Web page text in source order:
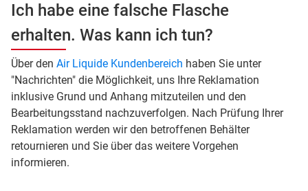
Ich habe eine falsche Flasche
erhalten. Was kann ich tun?
Über den Air Liquide Kundenbereich haben Sie unter
"Nachrichten" die Möglichkeit, uns Ihre Reklamation
inklusive Grund und Anhang mitzuteilen und den
Bearbeitungsstand nachzuverfolgen. Nach Prüfung Ihrer
Reklamation werden wir den betroffenen Behälter
retournieren und Sie über das weitere Vorgehen
informieren.